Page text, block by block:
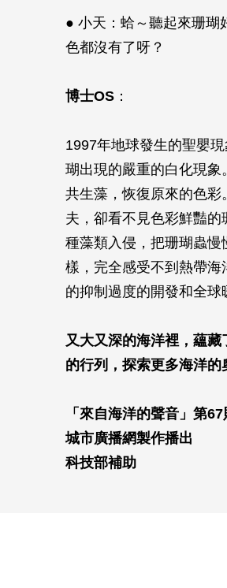
● 小天：蛤～聽起來珊瑚
色都沒有了呀？
博士OS ：
1997年地球發生的聖嬰
瑚出現的嚴重的白化現
共生藻，恢復原來的色
夫，卻看不見色彩鮮豔
種藻類入侵，把珊瑚蟲
樣，完全感受不到熱帶
的抑制過度的開發和全球
又大又深的海洋裡，蘊
的行列，探索更多海洋的
「來自海洋的聲音」第67
城市廣播網製作播出
科技部補助